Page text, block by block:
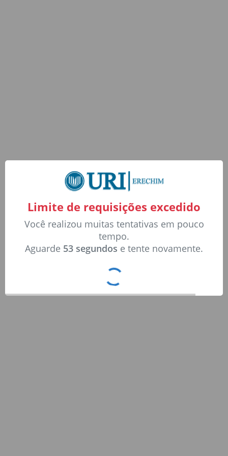
Limite de requisições excedido
Você realizou muitas tentativas em pouco
tempo.
Aguarde 53 segundos e tente novamente.